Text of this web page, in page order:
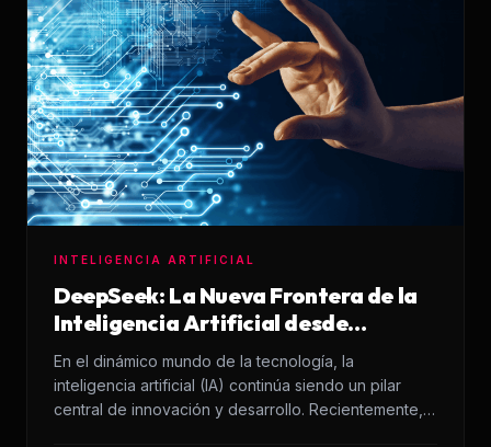
INTELIGENCIA ARTIFICIAL
DeepSeek: La Nueva Frontera de la
Inteligencia Artificial desde
Hangzhou
En el dinámico mundo de la tecnología, la
inteligencia artificial (IA) continúa siendo un pilar
central de innovación y desarrollo. Recientemente,